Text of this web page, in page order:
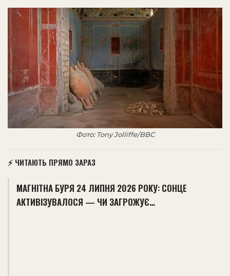
Фото: Tony Jolliffe/BBC
⚡ ЧИТАЮТЬ ПРЯМО ЗАРАЗ
МАГНІТНА БУРЯ 24 ЛИПНЯ 2026 РОКУ: СОНЦЕ
АКТИВІЗУВАЛОСЯ — ЧИ ЗАГРОЖУЄ…